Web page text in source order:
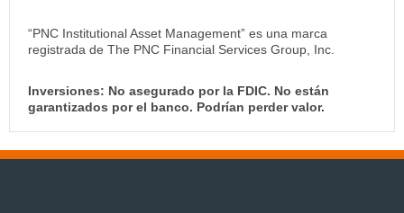
“PNC Institutional Asset Management” es una marca
registrada de The PNC Financial Services Group, Inc.
Inversiones: No asegurado por la FDIC. No están
garantizados por el banco. Podrían perder valor.